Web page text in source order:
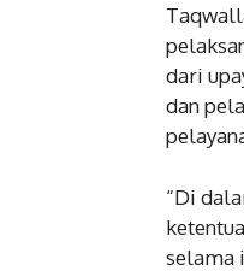
dari
dan
“Di
selama